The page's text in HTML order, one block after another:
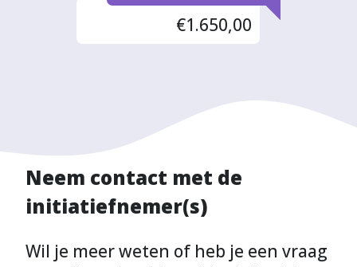
€1.650,00
Neem contact met de
initiatiefnemer(s)
Wil je meer weten of heb je een vraag